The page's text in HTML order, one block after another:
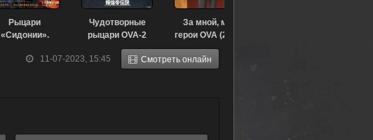
11-07-2023, 15:45 Смотреть онлайн
Рыцари
«Сидонии».
Чудотворные
рыцари OVA-2
(1989)
За мной, мои
герои OVA (2023)